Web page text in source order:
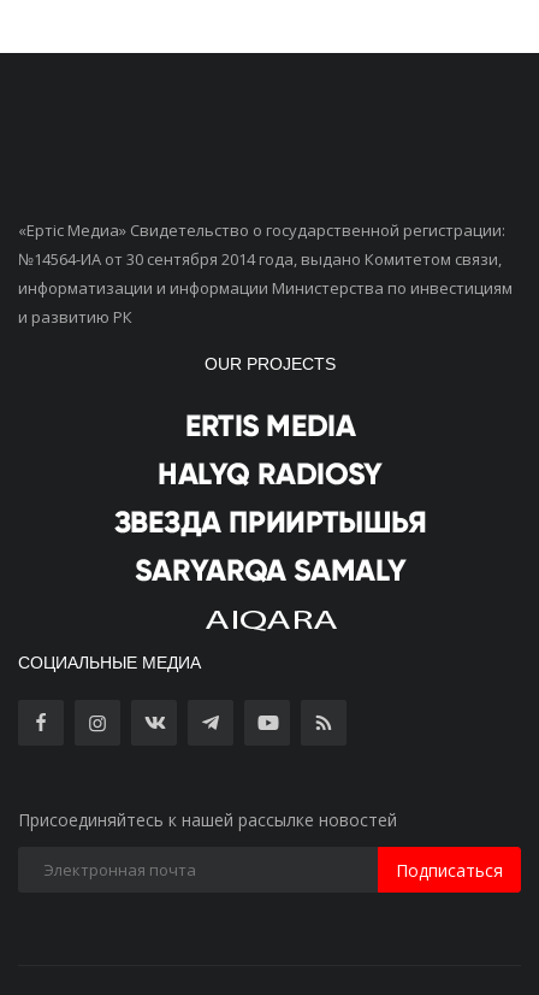
«Ертiс Медиа» Свидетельство о государственной регистрации:
№14564-ИА от 30 сентября 2014 года, выдано Комитетом связи,
информатизации и информации Министерства по инвестициям
и развитию РК
OUR PROJECTS
СОЦИАЛЬНЫЕ МЕДИА
Присоединяйтесь к нашей рассылке новостей
Подписаться